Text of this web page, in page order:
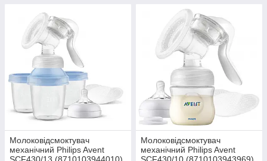
Молоковідсмоктувач
механічний Philips Avent
Молоковідсмоктувач
механічний Philips Avent